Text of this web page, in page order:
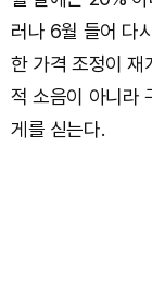
러나 6월 들어 다
한 가격 조정이 재
적 소음이 아니라
게를 싣는다.